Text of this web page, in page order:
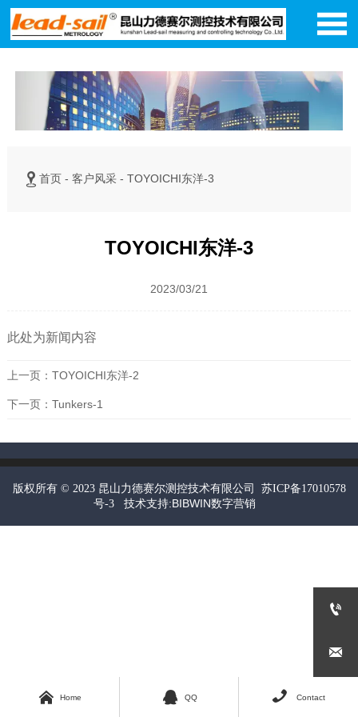

 首页- 客户风采- TOYOICHI东洋-3
TOYOICHI东洋-3
2023/03/21
此处为新闻内容
上一页： TOYOICHI东洋-2
下一页： Tunkers-1
版权所有 © 2023 昆山力德赛尔测控技术有限公司
苏ICP备17010578
号-3
技术支持:BIBWIN数字营销
 Home  QQ  Contact



